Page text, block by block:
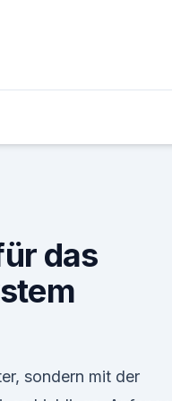
das
sondern mit der